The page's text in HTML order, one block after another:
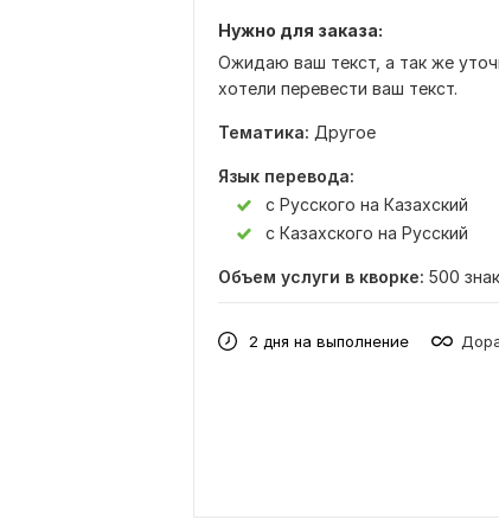
Нужно для заказа:
Ожидаю ваш текст, а так же
хотели перевести ваш текст.
Тематика: Другое
Язык перевода:
с Русского на Казахский
с Казахского на Русский
Объем услуги в кворке: 500
2 дня на выполнение